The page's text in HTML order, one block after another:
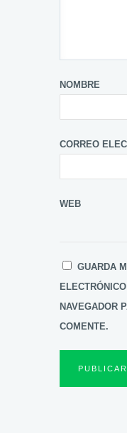
NOMBRE
CORREO
WEB
GUARDA
NAVEGADOR
COMENTE.